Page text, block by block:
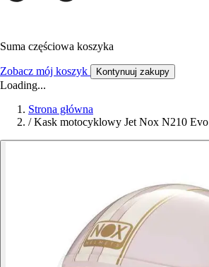
Suma częściowa koszyka
Zobacz mój koszyk Kontynuuj zakupy
Loading...
Strona główna
/ Kask motocyklowy Jet Nox N210 Evo